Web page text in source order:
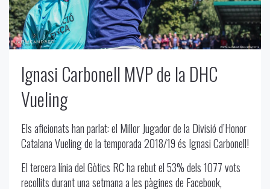
Ignasi Carbonell MVP de la DHC
Vueling
Els aficionats han parlat: el Millor Jugador de la Divisió d’Honor
Catalana Vueling de la temporada 2018/19 és Ignasi Carbonell!
El tercera línia del Gòtics RC ha rebut el 53% dels 1077 vots
recollits durant una setmana a les pàgines de Facebook,